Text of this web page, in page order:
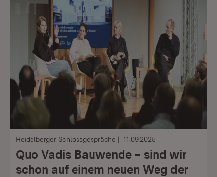
Heidelberger Schlossgespräche 11.09.2025
Quo Vadis Bauwende – sind wir
schon auf einem neuen Weg der